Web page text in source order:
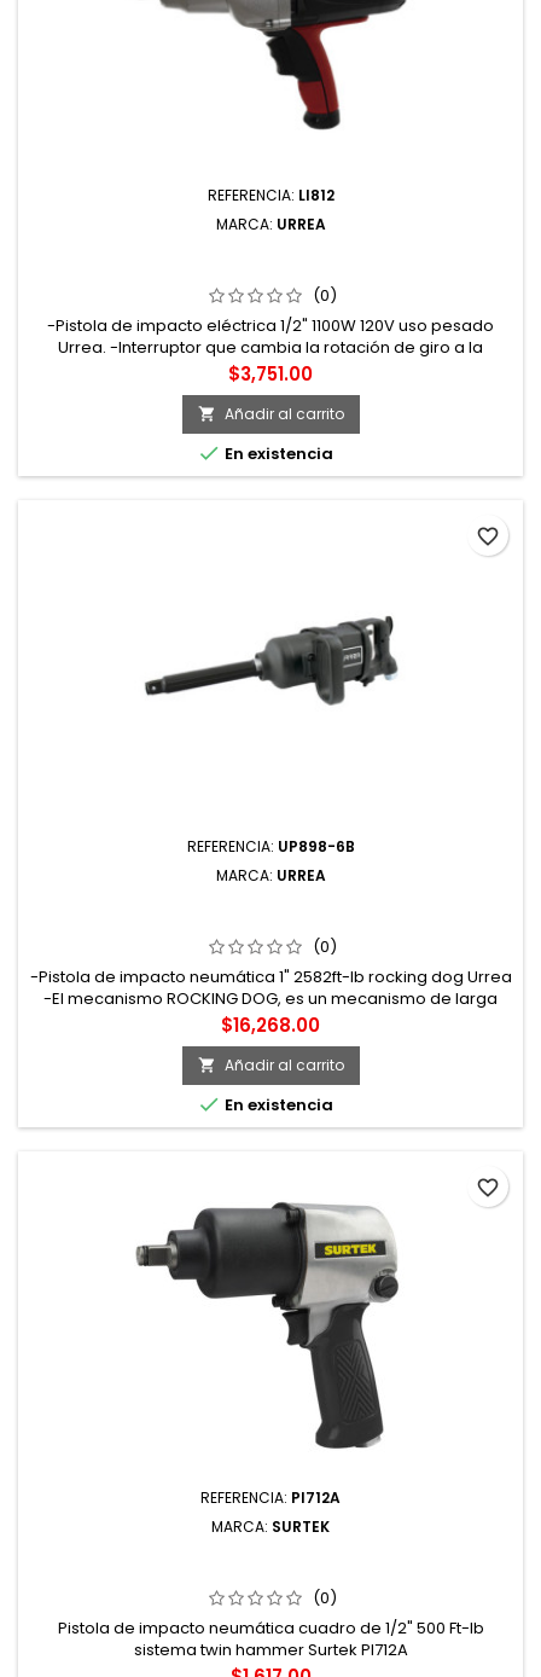
REFERENCIA: LI812
MARCA: URREA
(0)
-Pistola de impacto eléctrica 1/2" 1100W 120V uso pesado
Urrea. -Interruptor que cambia la rotación de giro a la
derecha o a la izquierda fácilmente, permitiendo ajustar o
desajustar rápidamente las tuercas.. -Caja de engranes
mecánica.. -3000 impactos por minuto.. -Torque 474Nm
incluye 4 dados: 5/8", 3/4", 7/8", 1".
Precio
$3,751.00
 Añadir al carrito
 En existencia
REFERENCIA: UP898-6B
MARCA: URREA
DOG URREA(0)
-Pistola de impacto neumática 1" 2582ft-lb rocking dog Urrea
-El mecanismo ROCKING DOG, es un mecanismo de larga
duración con un martillo giratorio -Una ventaja sustancial es
la alta capacidad de carga y robustez -Las herramientas de
impacto con mecanismo rocking dog son especialmente
aconsejables para tareas de montaje y desmontaje
Precio
$16,268.00
 Añadir al carrito
 En existencia
favorite_border
REFERENCIA: PI712A
MARCA: SURTEK
(0)
Pistola de impacto neumática cuadro de 1/2" 500 Ft-lb
sistema twin hammer Surtek PI712A
favorite_border